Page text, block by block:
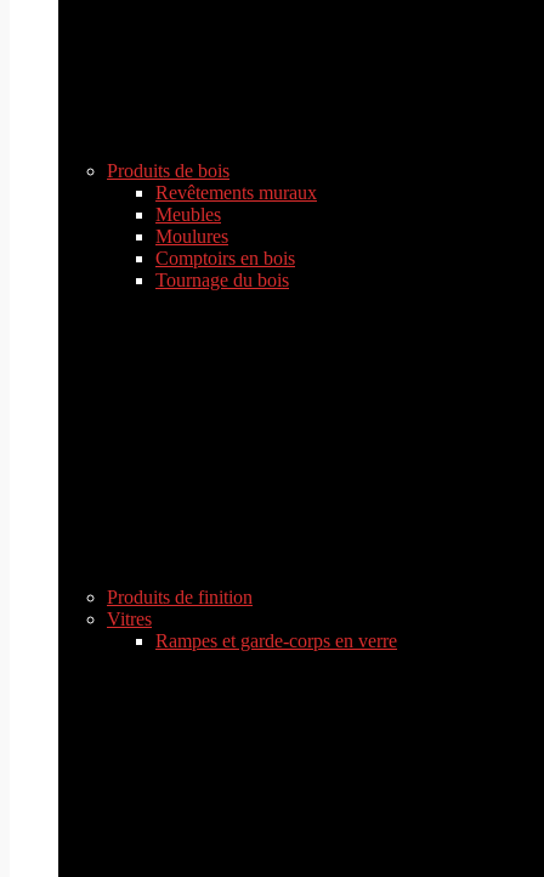
Produits de bois
Revêtements muraux
Meubles
Moulures
Comptoirs en bois
Tournage du bois
Produits de finition
Vitres
Rampes et garde-corps en verre